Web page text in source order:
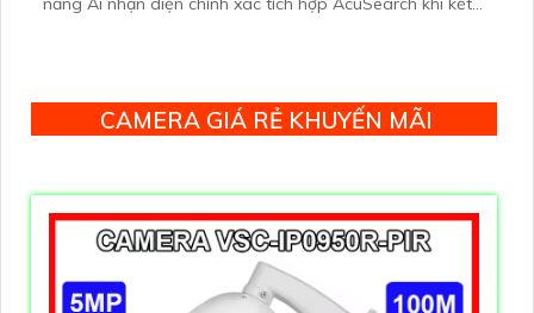
CAMERA GIÁ RẺ KHUYẾN MÃI